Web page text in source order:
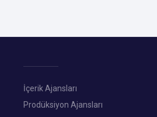
İçerik Ajansları
Prodüksiyon Ajansları